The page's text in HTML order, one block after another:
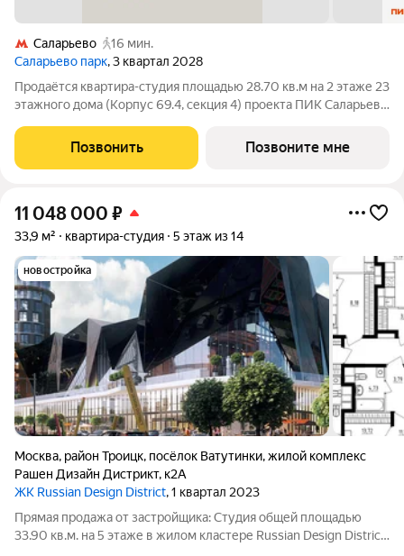
Саларьево
16 мин.
Саларьево парк, 3 квартал 2028
Продаётся квартира-студия площадью 28.70 кв.м на 2 этаже 23
этажного дома (Корпус 69.4, секция 4) проекта ПИК Саларьево
функциональная планировка, большие окна, с отделкой. Жилой
район «Саларьево
Позвонить Позвоните мне
11 048 000 ₽
33,9 м² квартира-студия 5 этаж из 14
новостройка
Москва, район Троицк, посёлок Ватутинки,жилой комплекс
Рашен Дизайн Дистрикт, к2А
ЖК Russian Design District, 1 квартал 2023
Прямая продажа от застройщика: Cтудия общей площадью
33.90 кв.м. на 5 этаже в жилом кластере Russian Design District,